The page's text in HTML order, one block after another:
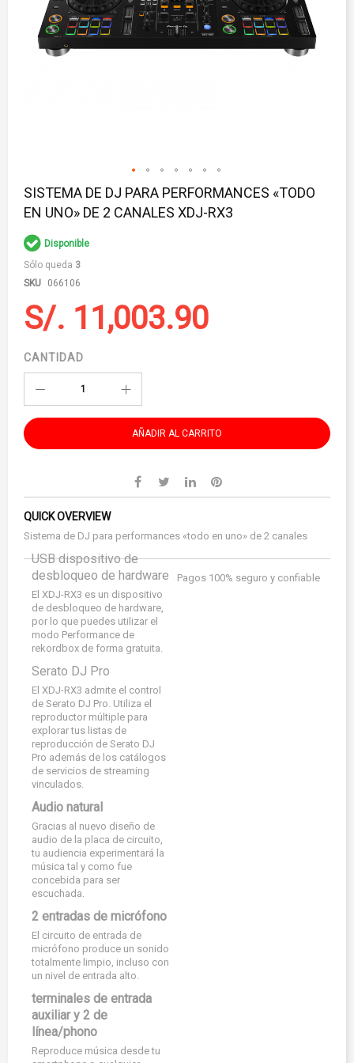
Saltar
comienzo
la
de
imágenes
SISTEMA DE DJ PARA PERFORMANCES «TODO
EN UNO» DE 2 CANALES XDJ-RX3
Disponible
Sólo queda 3
SKU
066106
S/. 11,003.90
CANTIDAD
AÑADIR AL CARRITO
QUICK OVERVIEW
Sistema de DJ para performances «todo en uno» de 2 canales
USB dispositivo de
desbloqueo de hardware
El XDJ-RX3 es un dispositivo
de desbloqueo de hardware,
por lo que puedes utilizar el
modo Performance de
rekordbox de forma gratuita.
Serato DJ Pro
El XDJ-RX3 admite el control
de Serato DJ Pro. Utiliza el
reproductor múltiple para
explorar tus listas de
reproducción de Serato DJ
Pro además de los catálogos
de servicios de streaming
vinculados.
Audio natural
Gracias al nuevo diseño de
audio de la placa de circuito,
tu audiencia experimentará la
música tal y como fue
concebida para ser
escuchada.
2 entradas de micrófono
El circuito de entrada de
micrófono produce un sonido
totalmente limpio, incluso con
un nivel de entrada alto.
terminales de entrada
auxiliar y 2 de
línea/phono
Reproduce música desde tu
Pagos 100% seguro y confiable